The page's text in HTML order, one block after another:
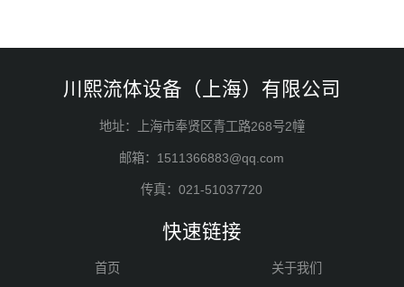
川熙流体设备（上海）有限公司
地址：上海市奉贤区青工路268号2幢
邮箱：1511366883@qq.com
传真：021-51037720
快速链接
首页 关于我们